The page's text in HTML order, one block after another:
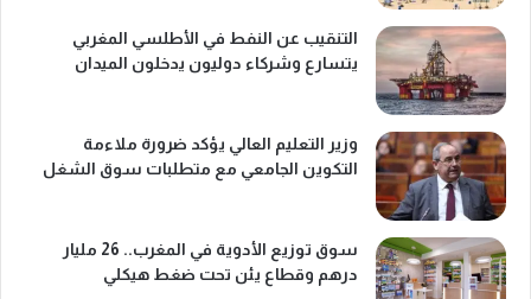
التنقيب عن النفط في الأطلسي المغربي
يتسارع وشركاء دوليون يدخلون الميدان
وزير التعليم العالي يؤكد ضرورة ملاءمة
التكوين الجامعي مع متطلبات سوق الشغل
سوق توزيع الأدوية في المغرب.. 26 مليار
درهم وقطاع يئن تحت ضغط هيكلي